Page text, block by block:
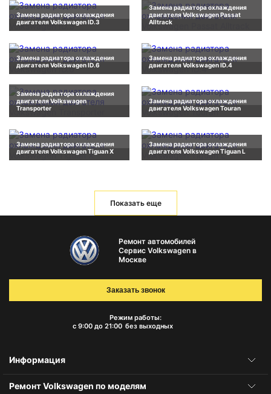
Замена радиатора охлаждения
двигателя Volkswagen ID.3
Замена радиатора охлаждения
двигателя Volkswagen Passat
Alltrack
Замена радиатора охлаждения
двигателя Volkswagen ID.6
Замена радиатора охлаждения
двигателя Volkswagen ID.4
Замена радиатора охлаждения
двигателя Volkswagen
Transporter
Замена радиатора охлаждения
двигателя Volkswagen Touran
Замена радиатора охлаждения
двигателя Volkswagen Tiguan X
Замена радиатора охлаждения
двигателя Volkswagen Tiguan L
Показать еще
Ремонт автомобилей
Сервис Volkswagen в
Москве
Режим работы:
с 9:00 до 21:00 без выходных
Заказать звонок
Информация
Ремонт Volkswagen по моделям